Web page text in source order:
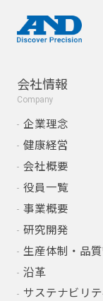
会社情報
Company
企業理念
健康経営
会社概要
役員一覧
事業概要
研究開発
生産体制・品
沿革
サステナビリテ